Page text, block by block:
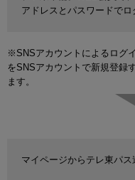
アドレスとパスワードでロ
※SNSアカウントによるログ
をSNSアカウントで新規登録
ます。
マイページからテレ東パス